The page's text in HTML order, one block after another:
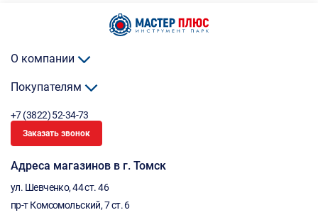
О компании
Покупателям
+7 (3822) 52-34-73
Заказать звонок
Адреса магазинов в г. Томск
ул. Шевченко, 44 ст. 46
пр-т Комсомольский, 7 ст. 6